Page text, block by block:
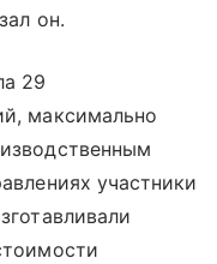
он.
29
максимально
участники